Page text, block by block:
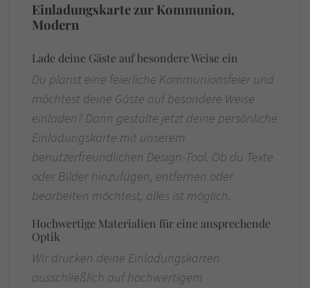
Einladungskarte zur Kommunion,
Modern
Lade deine Gäste auf besondere Weise ein
Du planst eine feierliche Kommunionsfeier und
möchtest deine Gäste auf besondere Weise
einladen? Dann gestalte jetzt deine persönliche
Einladungskarte mit unserem
benutzerfreundlichen Design-Tool. Ob du Texte
oder Bilder hinzufügen, entfernen oder
bearbeiten möchtest, alles ist möglich.
Hochwertige Materialien für eine ansprechende
Optik
Wir drucken deine Einladungskarten
ausschließlich auf hochwertigem